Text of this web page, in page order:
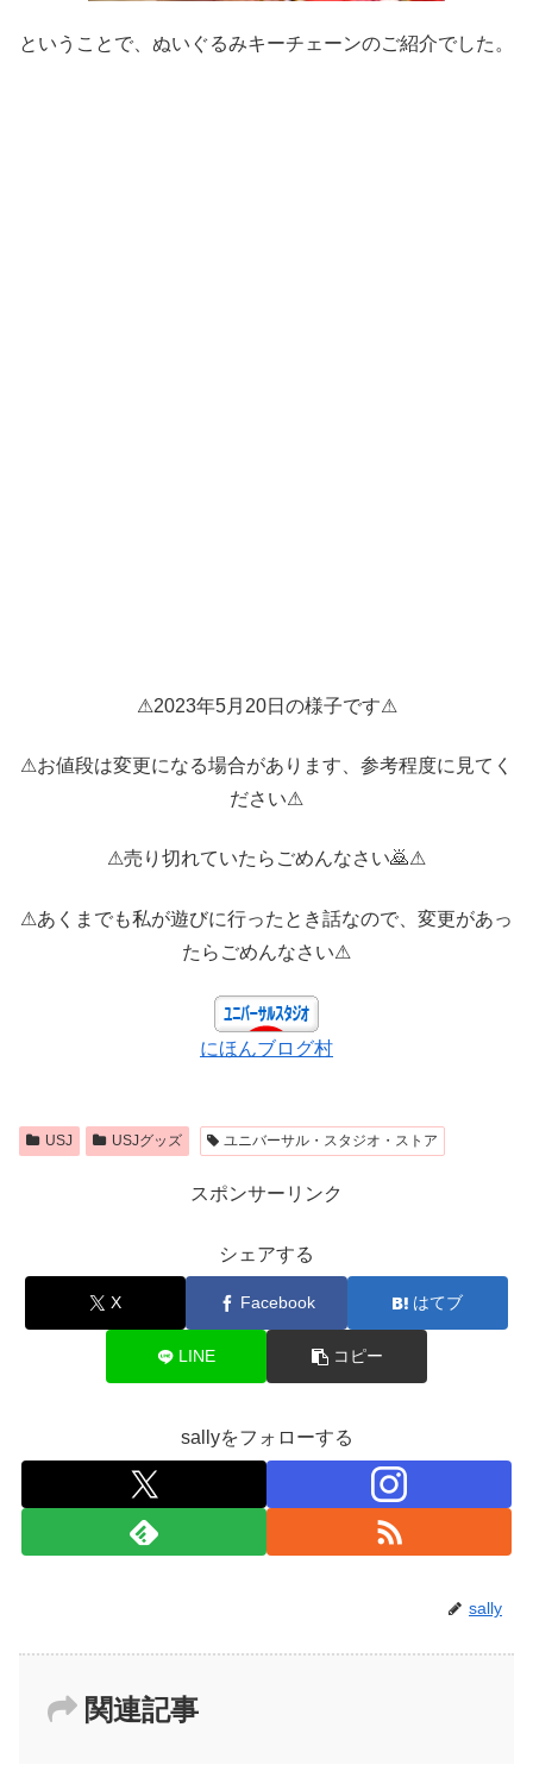
ということで、ぬいぐるみキーチェーンのご紹介でした。
⚠2023年5月20日の様子です⚠
⚠お値段は変更になる場合があります、参考程度に見てく
ださい⚠
⚠売り切れていたらごめんなさい🙇⚠
⚠あくまでも私が遊びに行ったとき話なので、変更があっ
たらごめんなさい⚠
にほんブログ村
USJ USJグッズ ユニバーサル・スタジオ・ストア
スポンサーリンク
シェアする
X Facebook はてブ
LINE コピー
sallyをフォローする
sally
関連記事